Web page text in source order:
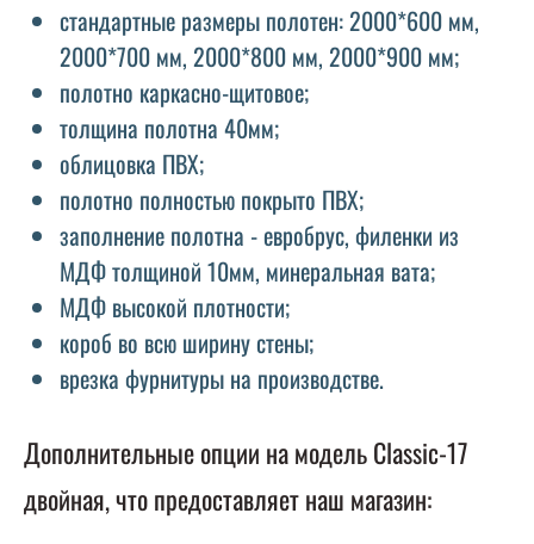
стандартные размеры полотен: 2000*600 мм,
2000*700 мм, 2000*800 мм, 2000*900 мм;
полотно каркасно-щитовое;
толщина полотна 40мм;
облицовка ПВХ;
полотно полностью покрыто ПВХ;
заполнение полотна - евробрус, филенки из
МДФ толщиной 10мм, минеральная вата;
МДФ высокой плотности;
короб во всю ширину стены;
врезка фурнитуры на производстве.
Дополнительные опции на модель Classic-17
двойная, что предоставляет наш магазин: